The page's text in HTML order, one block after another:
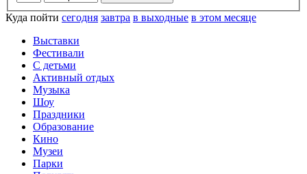
Куда пойти сегодня завтра в выходные в этом месяце
Выставки
Фестивали
С детьми
Активный отдых
Музыка
Шоу
Праздники
Образование
Кино
Музеи
Парки